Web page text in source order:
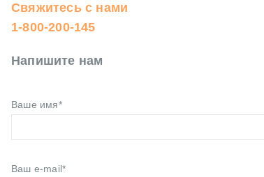
Свяжитесь с нами
1-800-200-145
Напишите нам
Ваше имя*
Ваш e-mail*